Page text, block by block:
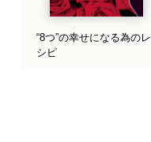
“8つ”の幸せになる為のレ
シピ